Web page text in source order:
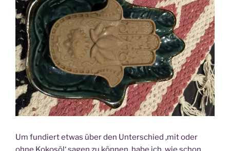
Um fundiert etwas über den Unterschied ‚mit oder